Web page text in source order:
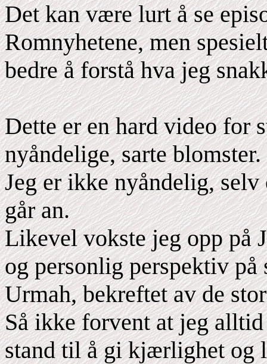
Det kan være lurt å se
Romnyhetene, men
bedre å forstå hva jeg
Dette er en hard video for
nyåndelige, sarte blomster.
Jeg er ikke nyåndelig,
går an.
Likevel vokste jeg opp på
og personlig perspektiv
Urmah, bekreftet av de
Så ikke forvent at jeg
stand til å gi kjærlighet og